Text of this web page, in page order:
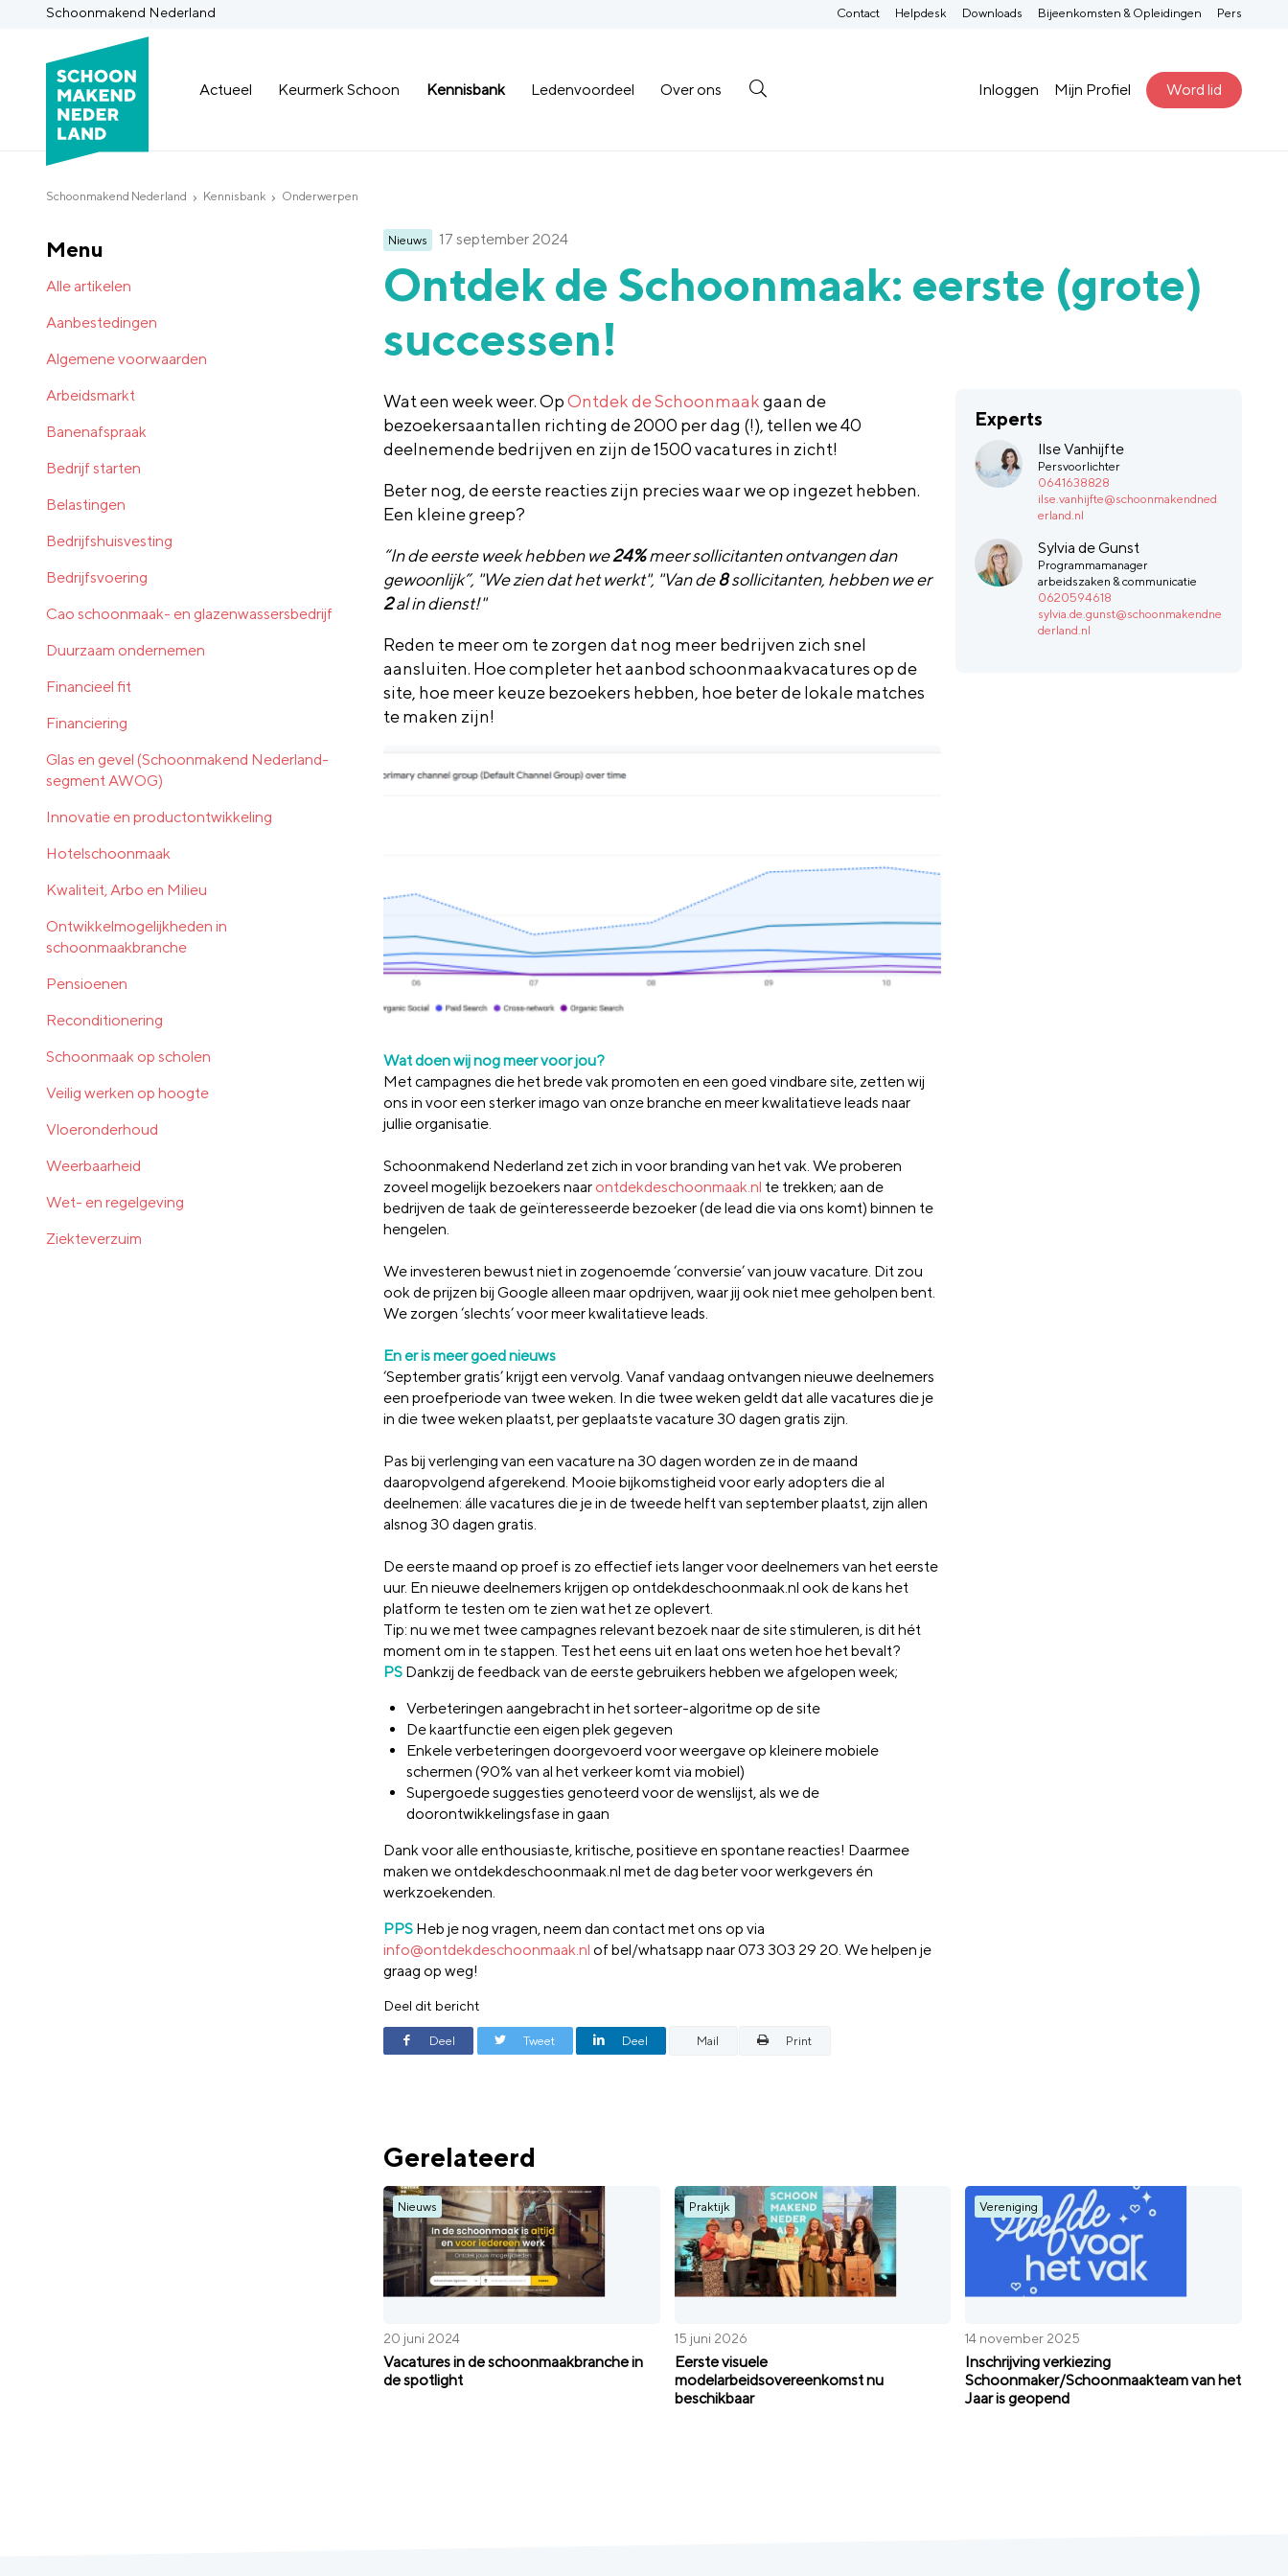
Schoonmakend Nederland
Actueel Keurmerk Schoon Kennisbank Ledenvoordeel Over ons Inloggen Mijn Profiel Word lid
Contact Helpdesk Downloads Bijeenkomsten & Opleidingen Pers
Schoonmakend Nederland Kennisbank Onderwerpen
Nieuws 17 september 2024
Ontdek de Schoonmaak: eerste (grote)
successen!
Wat een week weer. OpOntdek de Schoonmaakgaan de
bezoekersaantallen richting de 2000 per dag (!), tellen we 40
deelnemende bedrijven en zijn de 1500 vacatures in zicht!
Beter nog, de eerste reacties zijn precies waar we op ingezet hebben.
Een kleine greep?
“In de eerste week hebben we24%meer sollicitanten ontvangen dan
gewoonlijk”, "We zien dat het werkt", "Van de8sollicitanten, hebben we er
2al in dienst!"
Reden te meer om te zorgen dat nog meer bedrijven zich snel
aansluiten. Hoe completer het aanbod schoonmaakvacatures op de
site, hoe meer keuze bezoekers hebben, hoe beter de lokale matches
te maken zijn!
Experts
Ilse Vanhijfte
Persvoorlichter
0641638828
ilse.vanhijfte@schoonmakendned
erland.nl
Sylvia de Gunst
Programmamanager
arbeidszaken & communicatie
0620594618
sylvia.de.gunst@schoonmakendne
derland.nl
Wat doen wij nog meer voor jou?
Met campagnes die het brede vak promoten en een goed vindbare site, zetten wij
ons in voor een sterker imago van onze branche en meer kwalitatieve leads naar
jullie organisatie.
Schoonmakend Nederland zet zich in voor branding van het vak. We proberen
zoveel mogelijk bezoekers naar ontdekdeschoonmaak.nl te trekken; aan de
bedrijven de taak de geïnteresseerde bezoeker (de lead die via ons komt) binnen te
hengelen.
We investeren bewust niet in zogenoemde ‘conversie’ van jouw vacature. Dit zou
ook de prijzen bij Google alleen maar opdrijven, waar jij ook niet mee geholpen bent.
We zorgen ‘slechts’ voor meer kwalitatieve leads.
En er is meer goed nieuws
‘September gratis’ krijgt een vervolg. Vanaf vandaag ontvangen nieuwe deelnemers
een proefperiode van twee weken. In die twee weken geldt dat alle vacatures die je
in die twee weken plaatst, per geplaatste vacature 30 dagen gratis zijn.
Pas bij verlenging van een vacature na 30 dagen worden ze in de maand
daaropvolgend afgerekend. Mooie bijkomstigheid voor early adopters die al
deelnemen: álle vacatures die je in de tweede helft van september plaatst, zijn allen
alsnog 30 dagen gratis.
De eerste maand op proef is zo effectief iets langer voor deelnemers van het eerste
uur. En nieuwe deelnemers krijgen op ontdekdeschoonmaak.nl ook de kans het
platform te testen om te zien wat het ze oplevert.
Tip: nu we met twee campagnes relevant bezoek naar de site stimuleren, is dit hét
moment om in te stappen. Test het eens uit en laat ons weten hoe het bevalt?
PS Dankzij de feedback van de eerste gebruikers hebben we afgelopen week;
Verbeteringen aangebracht in het sorteer-algoritme op de site
De kaartfunctie een eigen plek gegeven
Enkele verbeteringen doorgevoerd voor weergave op kleinere mobiele
schermen (90% van al het verkeer komt via mobiel)
Supergoede suggesties genoteerd voor de wenslijst, als we de
doorontwikkelingsfase in gaan
Dank voor alle enthousiaste, kritische, positieve en spontane reacties! Daarmee
maken we ontdekdeschoonmaak.nl met de dag beter voor werkgevers én
werkzoekenden.
PPS Heb je nog vragen, neem dan contact met ons op via
info@ontdekdeschoonmaak.nl of bel/whatsapp naar 073 303 29 20. We helpen je
graag op weg!
Deel dit bericht
Deel Tweet Deel Mail Print
Gerelateerd
Nieuws
20 juni 2024
Vacatures in de schoonmaakbranche in
de spotlight
Praktijk
15 juni 2026
Eerste visuele
modelarbeidsovereenkomst nu
beschikbaar
Vereniging
14 november 2025
Inschrijving verkiezing
Schoonmaker/Schoonmaakteam van het
Jaar is geopend
Menu
Alle artikelen
Aanbestedingen
Algemene voorwaarden
Arbeidsmarkt
Banenafspraak
Bedrijf starten
Belastingen
Bedrijfshuisvesting
Bedrijfsvoering
Cao schoonmaak- en glazenwassersbedrijf
Duurzaam ondernemen
Financieel fit
Financiering
Glas en gevel (Schoonmakend Nederland-
segment AWOG)
Innovatie en productontwikkeling
Hotelschoonmaak
Kwaliteit, Arbo en Milieu
Ontwikkelmogelijkheden in
schoonmaakbranche
Pensioenen
Reconditionering
Schoonmaak op scholen
Veilig werken op hoogte
Vloeronderhoud
Weerbaarheid
Wet- en regelgeving
Ziekteverzuim